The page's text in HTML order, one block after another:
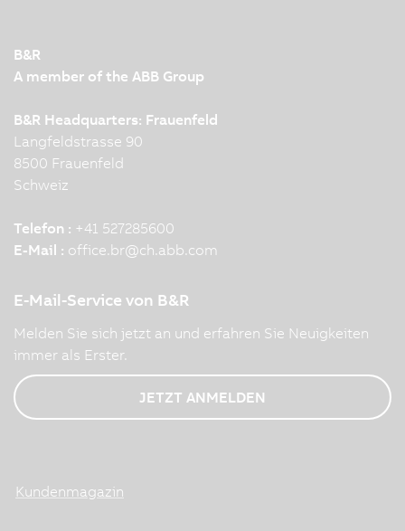
B&R
A member of the ABB Group
B&R Headquarters: Frauenfeld
Langfeldstrasse 90
8500 Frauenfeld
Schweiz
Telefon : +41 527285600
E-Mail : office.br@ch.abb.com
E-Mail-Service von B&R
Melden Sie sich jetzt an und erfahren Sie Neuigkeiten
immer als Erster.
JETZT ANMELDEN
Kundenmagazin